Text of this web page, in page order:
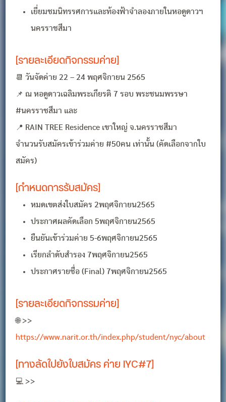
เยี่ยมชมนิทรรศการและท้องฟ้าจำลองภายในหอดูดาวฯ
นครราชสีมา
[รายละเอียดกิจกรรมค่าย]
📆 วันจัดค่าย 22 – 24 พฤศจิกายน 2565
📌 ณ หอดูดาวเฉลิมพระเกียรติ 7 รอบ พระชนมพรรษา
#นครราชสีมา และ
📍 RAIN TREE Residence เขาใหญ่ จ.นครราชสีมา
จำนวนรับสมัครเข้าร่วมค่าย #50คน เท่านั้น (คัดเลือกจากใบ
สมัคร)
[กำหนดการรับสมัคร]
หมดเขตส่งใบสมัคร 2พฤศจิกายน2565
ประกาศผลคัดเลือก 5พฤศจิกายน2565
ยืนยันเข้าร่วมค่าย 5-6พฤศจิกายน2565
เรียกลำดับสำรอง 7พฤศจิกายน2565
ประกาศรายชื่อ (Final) 7พฤศจิกายน2565
[รายละเอียดกิจกรรมค่าย]
🌐 >>
https://www.narit.or.th/index.php/student/nyc/about
[ทางลัดใปยังใบสมัคร ค่าย IYC#7]
💻 >>